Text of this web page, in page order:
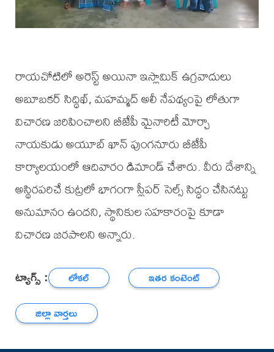
రాయచోటిలో అరెస్ట్ అయినా ఇస్లామిక్ ఉగ్రవాదులు
అబూబకర్ సిద్ధిఖ్, మహమ్మద్ అలీ నేపథ్యంపై లోతుగా
విచారణ జరిపించాలని బీజేపీ మైనారిటీ మోర్చా
నాయకుడు అయూబ్ ఖాన్ పుంగనూరు బీజేపీ
కార్యాలయంలో ఆదివారం డిమాండ్ చేశారు. వీరు దేశాన్ని
అస్థిరపరిచే కుట్రలో భాగంగా స్లీపర్ సెల్స్ సిద్ధం చేసినట్టు
అనుమానం ఉందని, స్థానికుల సహకారంపై కూడా
విచారణ జరపాలని అన్నారు.
ట్యాగ్స్ : లోకల్
ఇతర కంటెంట్
జిల్లా వార్తలు